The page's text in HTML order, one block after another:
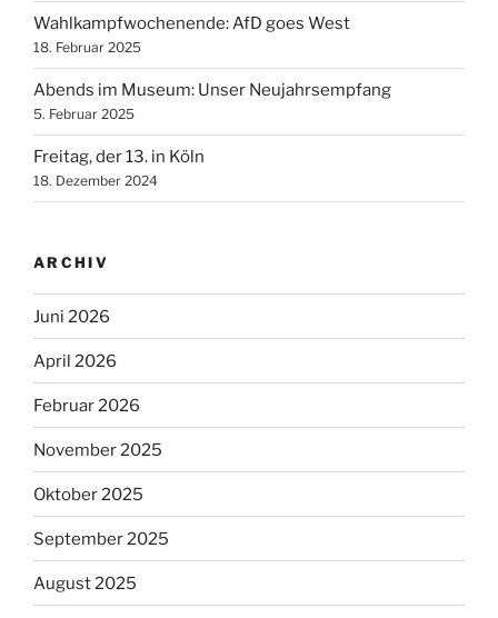
Wahlkampfwochenende: AfD goes West
18. Februar 2025
Abends im Museum: Unser Neujahrsempfang
5. Februar 2025
Freitag, der 13. in Köln
18. Dezember 2024
ARCHIV
Juni 2026
April 2026
Februar 2026
November 2025
Oktober 2025
September 2025
August 2025